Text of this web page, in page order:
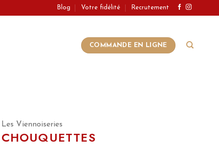
Blog Votre fidélité Recrutement
COMMANDE EN LIGNE
Les Viennoiseries
CHOUQUETTES